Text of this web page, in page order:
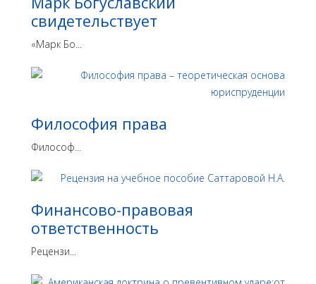
свидетельствует
«Марк Бо...
Философия права
Философ...
Финансово-правовая
ответственность
Рецензи...